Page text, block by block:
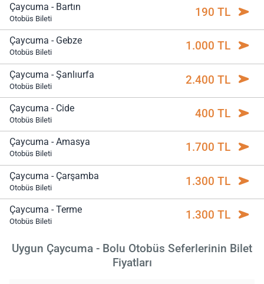
Çaycuma - Bartın
Otobüs Bileti 190 TL
Çaycuma - Gebze
Otobüs Bileti 1.000 TL
Çaycuma - Şanlıurfa
Otobüs Bileti 2.400 TL
Çaycuma - Cide
Otobüs Bileti 400 TL
Çaycuma - Amasya
Otobüs Bileti 1.700 TL
Çaycuma - Çarşamba
Otobüs Bileti 1.300 TL
Çaycuma - Terme
Otobüs Bileti 1.300 TL
Uygun Çaycuma - Bolu Otobüs Seferlerinin Bilet
Fiyatları